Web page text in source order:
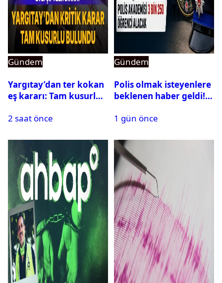
Gündem
Yargıtay’dan ter kokan
eş kararı: Tam kusurlu
2 saat önce
Gündem
Polis olmak isteyenlere
beklenen haber geldi!
1 gün önce